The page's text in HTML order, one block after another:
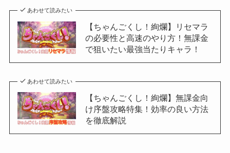
あわせて読みたい
【ちゃんごくし！絢爛】リセマラ
の必要性と高速のやり方！無課金
で狙いたい最強当たりキャラ！
あわせて読みたい
【ちゃんごくし！絢爛】無課金向
け序盤攻略特集！効率の良い方法
を徹底解説